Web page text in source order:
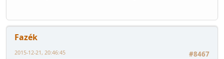
Fazék
#8467
2015-12-21, 20:46:45